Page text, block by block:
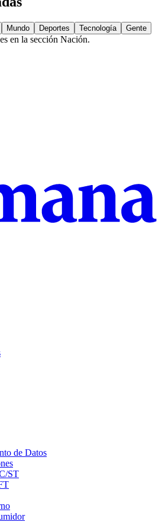
Mundo Deportes Tecnología Gente
en la sección Nación.
de Datos
in
ST
new
window
in
Opens